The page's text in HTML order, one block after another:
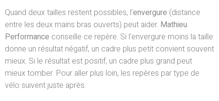
Quand deux tailles restent possibles, l’envergure (distance
entre les deux mains bras ouverts) peut aider. Mathieu
Performance conseille ce repère. Si l’envergure moins la taille
donne un résultat négatif, un cadre plus petit convient souvent
mieux. Si le résultat est positif, un cadre plus grand peut
mieux tomber. Pour aller plus loin, les repères par type de
vélo suivent juste après.